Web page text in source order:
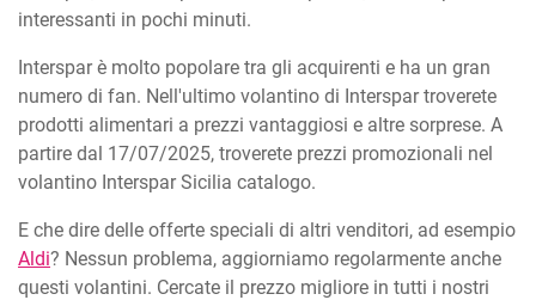
interessanti in pochi minuti.
Interspar è molto popolare tra gli acquirenti e ha un gran
numero di fan. Nell'ultimo volantino di Interspar troverete
prodotti alimentari a prezzi vantaggiosi e altre sorprese. A
partire dal 17/07/2025, troverete prezzi promozionali nel
volantino Interspar Sicilia catalogo.
E che dire delle offerte speciali di altri venditori, ad esempio
Aldi? Nessun problema, aggiorniamo regolarmente anche
questi volantini. Cercate il prezzo migliore in tutti i nostri